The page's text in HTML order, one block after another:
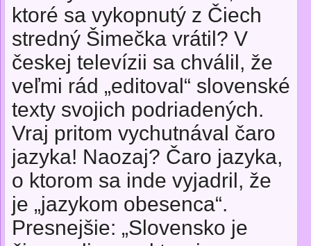
ktoré sa vykopnutý z Čiech
stredný Šimečka vrátil? V
českej televízii sa chválil, že
veľmi rád „editoval“ slovenské
texty svojich podriadených.
Vraj pritom vychutnával čaro
jazyka! Naozaj? Čaro jazyka,
o ktorom sa inde vyjadril, že
je „jazykom obesenca“.
Presnejšie: „Slovensko je